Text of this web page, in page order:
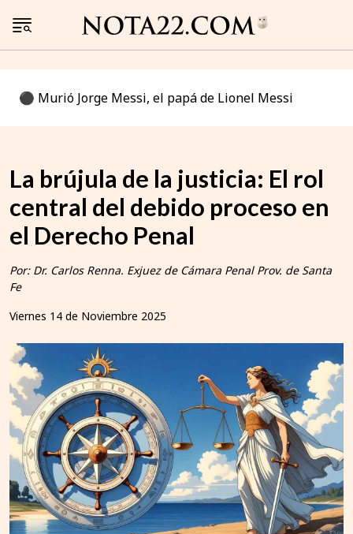
⚫️ Murió Jorge Messi, el papá de Lionel Messi
La brújula de la justicia: El rol
central del debido proceso en
el Derecho Penal
Por: Dr. Carlos Renna. Exjuez de Cámara Penal Prov. de Santa
Fe
Viernes 14 de Noviembre 2025